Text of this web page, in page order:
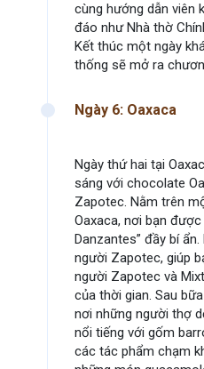
cùng hướng dẫn viên
đáo như Nhà thờ
Kết thúc một ngày
thống sẽ mở ra
Ngày 6: Oaxaca
Ngày thứ hai tại
sáng với chocolate
Zapotec. Nằm trên
Oaxaca, nơi bạn
Danzantes” đầy bí
người Zapotec, giúp
người Zapotec và
của thời gian. Sau
nơi những người thợ
nổi tiếng với gốm
các tác phẩm chạm